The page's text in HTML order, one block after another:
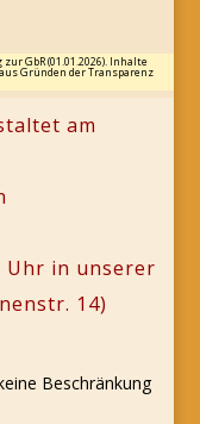
GbR (01.01.2026). Inhalte
Gründen der Transparenz
am
Uhr in unserer
14)
Beschränkung